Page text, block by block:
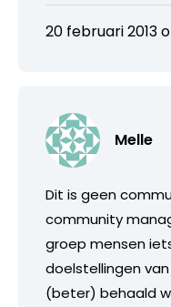
20 februari 2013
Melle
Dit is geen
community
groep mensen
doelstellingen
(beter) behaald